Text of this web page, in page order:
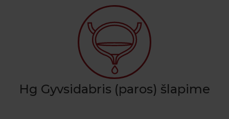
Hg Gyvsidabris (paros) šlapime